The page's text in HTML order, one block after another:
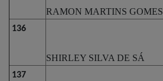
RAMON MARTINS GOMES
136
SHIRLEY SILVA DE SÁ
137